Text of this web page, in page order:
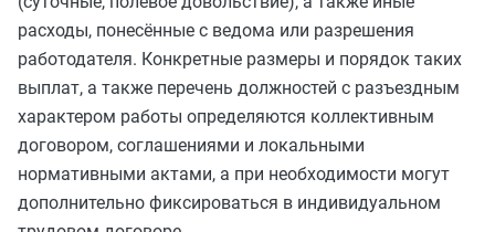
расходы, понесённые с ведома или разрешения
работодателя. Конкретные размеры и порядок таких
выплат, а также перечень должностей с разъездным
характером работы определяются коллективным
договором, соглашениями и локальными
нормативными актами, а при необходимости могут
дополнительно фиксироваться в индивидуальном